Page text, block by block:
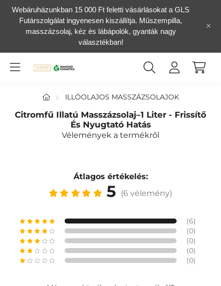
Webáruházunkban 15 000 Ft feletti vásárlásokat a GLS
Futárszolgálat ingyenesen kiszállítja. Műszempilla,
masszázsolaj, kéz és lábápolók, gyanták nagy
választékban!
ILLÓOLAJOS MASSZÁZSOLAJOK
Citromfű Illatú Masszázsolaj–1 Liter - Frissítő
És Nyugtató Hatás
Vélemények a termékről
Átlagos értékelés:
5 (6 vélemény)
(6)
(0)
(0)
(0)
(0)